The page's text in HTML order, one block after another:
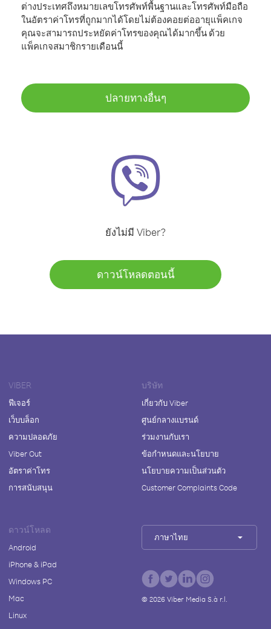
ต่างประเทศถึงหมายเลขโทรศัพท์พื้นฐานและโทรศัพท์มือถือ
ในอัตราค่าโทรที่ถูกมากได้โดยไม่ต้องคอยต่ออายุแพ็คเกจ
คุณจะสามารถประหยัดค่าโทรของคุณได้มากขึ้น ด้วย
แพ็คเกจสมาชิกรายเดือนนี้
ปลายทางอื่นๆ
ยังไม่มี Viber?
ดาวน์โหลดตอนนี้
VIBER
ฟีเจอร์
เว็บบล็อก
ความปลอดภัย
Viber Out
อัตราค่าโทร
การสนับสนุน
บริษัท
เกี่ยวกับ Viber
ศูนย์กลางแบรนด์
ร่วมงานกับเรา
ข้อกำหนดและนโยบาย
นโยบายความเป็นส่วนตัว
Customer Complaints Code
ดาวน์โหลด
Android
iPhone & iPad
Windows PC
Mac
Linux
ภาษาไทย
© 2026Viber Media S.à r.l.